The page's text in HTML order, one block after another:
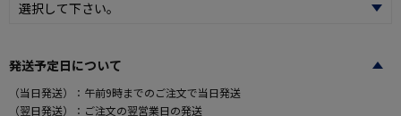
発送予定日について
（当日発送）：午前9時までのご注文で当日発送
（翌日発送）：ご注文の翌営業日の発送